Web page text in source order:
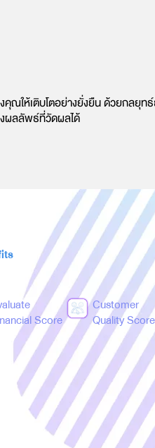
คุณให้เติบโตอย่างยั่งยืน ด้วยกลยุ
ผลลัพธ์ที่วัดผลได้
Score
Customer
Quality Score